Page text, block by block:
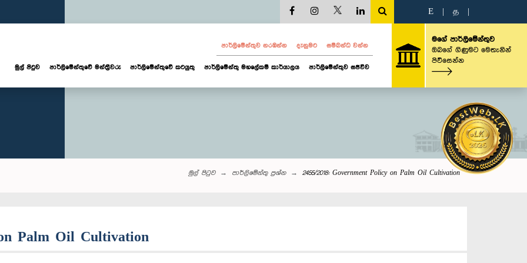
E த
පාර්ලි‌මේන්තුව නරඹන්න දැනුමට සම්බන්ධ වන්න
මුල් පිටුව පාර්ලි‌මේන්තුවේ මන්ත්‍රීවරු පාර්ලිමේන්තුවේ කටයුතු පාර්ලිමේන්තු මහලේකම් කාර්යාලය පාර්ලිමේන්තුව සජීවීව
මගේ පාර්ලිමේන්තුව
ඔබගේ ගිණුමට මෙතැනින්
පිවිසෙන්න
මුල් පිටුව පාර්ලි‌මේන්තු‌ ප්‍රශ්න 2455/2018: Government Policy on Palm Oil Cultivation
on Palm Oil Cultivation